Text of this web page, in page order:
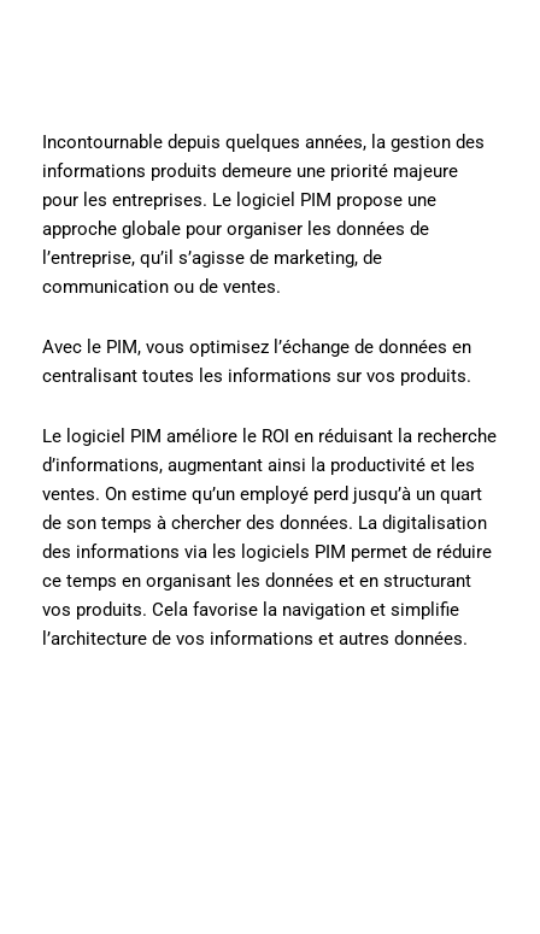
Incontournable depuis quelques années, la gestion des
informations produits demeure une priorité majeure
pour les entreprises. Le logiciel PIM propose une
approche globale pour organiser les données de
l’entreprise, qu’il s’agisse de marketing, de
communication ou de ventes.
Avec le PIM, vous optimisez l’échange de données en
centralisant toutes les informations sur vos produits.
Le logiciel PIM améliore le ROI en réduisant la recherche
d’informations, augmentant ainsi la productivité et les
ventes. On estime qu’un employé perd jusqu’à un quart
de son temps à chercher des données. La digitalisation
des informations via les logiciels PIM permet de réduire
ce temps en organisant les données et en structurant
vos produits. Cela favorise la navigation et simplifie
l’architecture de vos informations et autres données.